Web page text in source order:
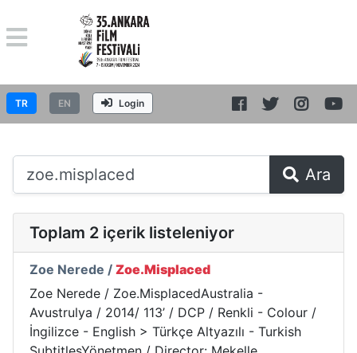
TR EN Login
Ara
Toplam 2 içerik listeleniyor
Zoe Nerede / Zoe.Misplaced
Zoe Nerede / Zoe.MisplacedAustralia -
Avustrulya / 2014/ 113’ / DCP / Renkli - Colour /
İngilizce - English > Türkçe Altyazılı - Turkish